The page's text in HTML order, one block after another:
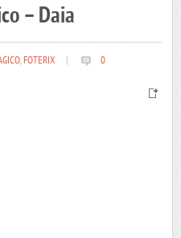
– Daia
,FOTERIX 0